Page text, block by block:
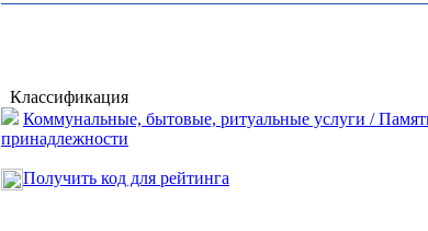
Классификация
Коммунальные, бытовые, ритуальные услуги /
принадлежности
Получить код для рейтинга